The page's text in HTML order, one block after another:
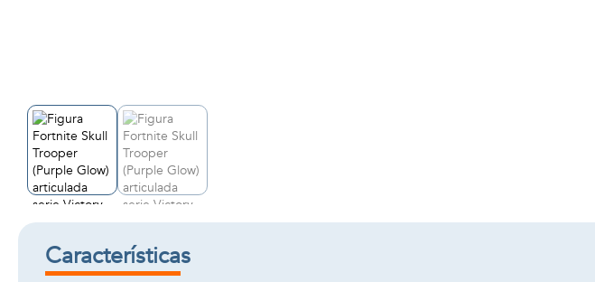
Características